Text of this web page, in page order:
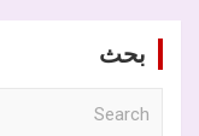
بحث